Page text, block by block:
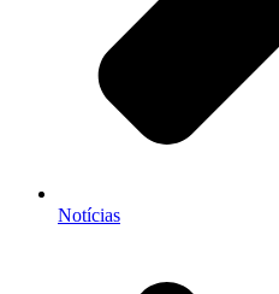
Notícias